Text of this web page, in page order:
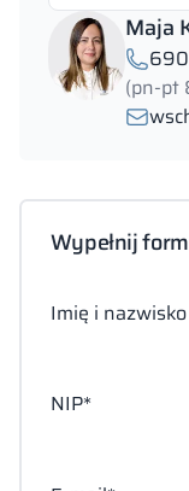
Maja
(pn-pt
Wypełnij
Imię i
NIP*